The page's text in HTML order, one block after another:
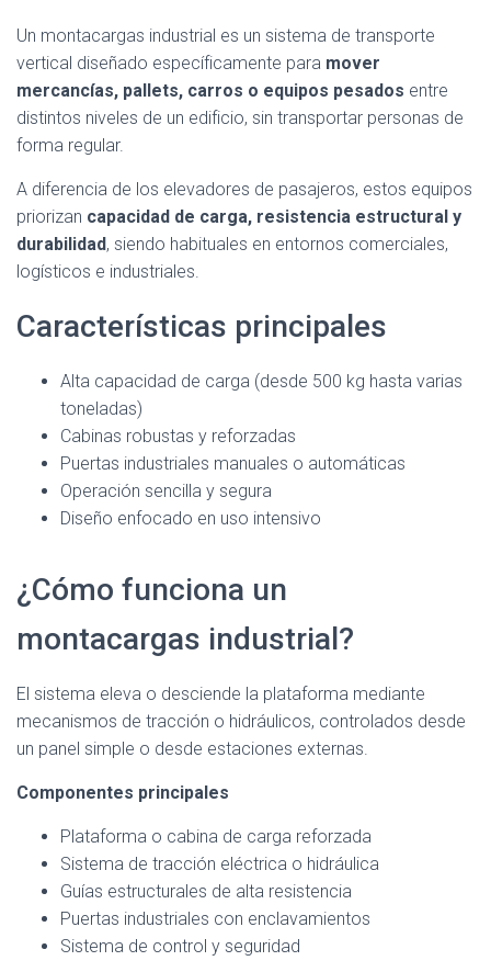
Un montacargas industrial es un sistema de transporte
vertical diseñado específicamente para mover
mercancías, pallets, carros o equipos pesados entre
distintos niveles de un edificio, sin transportar personas de
forma regular.
A diferencia de los elevadores de pasajeros, estos equipos
priorizan capacidad de carga, resistencia estructural y
durabilidad, siendo habituales en entornos comerciales,
logísticos e industriales.
Características principales
Alta capacidad de carga (desde 500 kg hasta varias
toneladas)
Cabinas robustas y reforzadas
Puertas industriales manuales o automáticas
Operación sencilla y segura
Diseño enfocado en uso intensivo
¿Cómo funciona un
montacargas industrial?
El sistema eleva o desciende la plataforma mediante
mecanismos de tracción o hidráulicos, controlados desde
un panel simple o desde estaciones externas.
Componentes principales
Plataforma o cabina de carga reforzada
Sistema de tracción eléctrica o hidráulica
Guías estructurales de alta resistencia
Puertas industriales con enclavamientos
Sistema de control y seguridad